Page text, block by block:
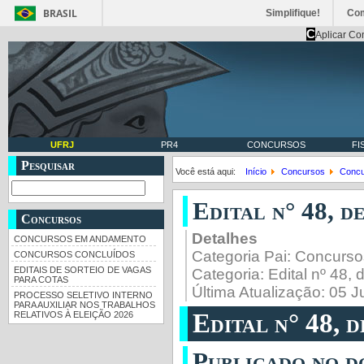
BRASIL Simplifique!
CAplicar
UFRJ PR4 CONCURSOS
Pesquisar
Concursos
CONCURSOS EM ANDAMENTO
CONCURSOS CONCLUÍDOS
EDITAIS DE SORTEIO DE VAGAS
PARA COTAS
PROCESSO SELETIVO INTERNO
PARA AUXILIAR NOS TRABALHOS
RELATIVOS À ELEIÇÃO 2026
Você está aqui: Início Concursos
Edital n° 48,
Detalhes
Categoria Pai:
Categoria: Edital nº 48,
Última Atualização: 05
Edital n° 48,